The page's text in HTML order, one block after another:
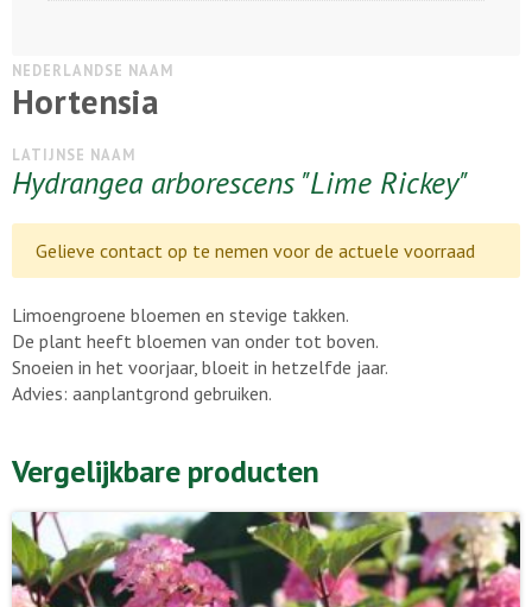
NEDERLANDSE NAAM
Hortensia
LATIJNSE NAAM
Hydrangea arborescens "Lime Rickey"
Gelieve contact op te nemen voor de actuele voorraad
Limoengroene bloemen en stevige takken.
De plant heeft bloemen van onder tot boven.
Snoeien in het voorjaar, bloeit in hetzelfde jaar.
Advies: aanplantgrond gebruiken.
Vergelijkbare producten